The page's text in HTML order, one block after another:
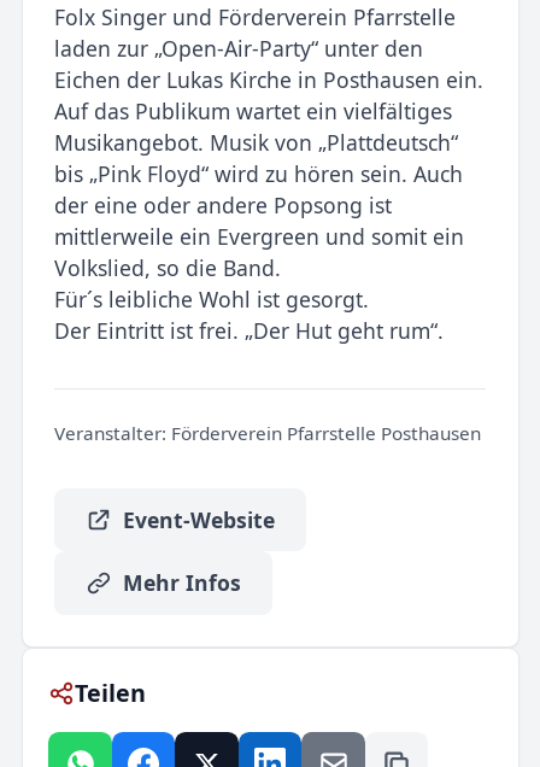
Folx Singer und Förderverein Pfarrstelle
laden zur „Open-Air-Party“ unter den
Eichen der Lukas Kirche in Posthausen ein.
Auf das Publikum wartet ein vielfältiges
Musikangebot. Musik von „Plattdeutsch“
bis „Pink Floyd“ wird zu hören sein. Auch
der eine oder andere Popsong ist
mittlerweile ein Evergreen und somit ein
Volkslied, so die Band.
Für´s leibliche Wohl ist gesorgt.
Der Eintritt ist frei. „Der Hut geht rum“.
Veranstalter: Förderverein Pfarrstelle Posthausen
Event-Website
Mehr Infos
Teilen